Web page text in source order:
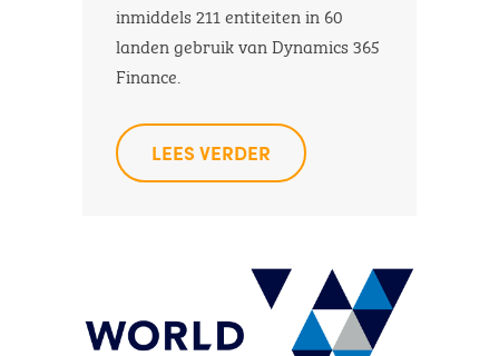
inmiddels 211 entiteiten in 60
landen gebruik van Dynamics 365
Finance.
LEES VERDER